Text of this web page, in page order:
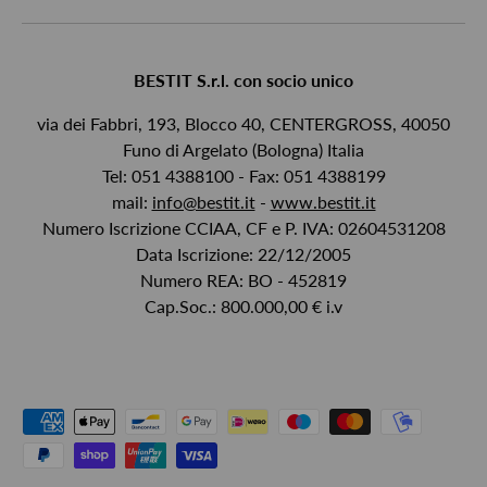
BESTIT S.r.l. con socio unico
via dei Fabbri, 193, Blocco 40, CENTERGROSS, 40050
Funo di Argelato (Bologna) Italia
Tel: 051 4388100 - Fax: 051 4388199
mail: info@bestit.it- www.bestit.it
Numero Iscrizione CCIAA, CF e P. IVA: 02604531208
Data Iscrizione: 22/12/2005
Numero REA: BO - 452819
Cap.Soc.: 800.000,00 € i.v
Payment methods accepted